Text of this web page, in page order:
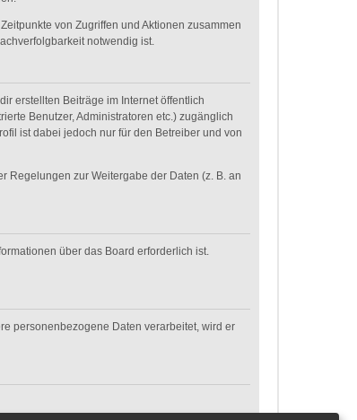
von Zugriffen und Aktionen zusammen
notwendig ist.
erstellten Beiträge im Internet öffentlich
Benutzer, Administratoren etc.) zugänglich
ist dabei jedoch nur für den Betreiber und von
Regelungen zur Weitergabe der Daten (z. B. an
über das Board erforderlich ist.
personenbezogene Daten verarbeitet, wird er